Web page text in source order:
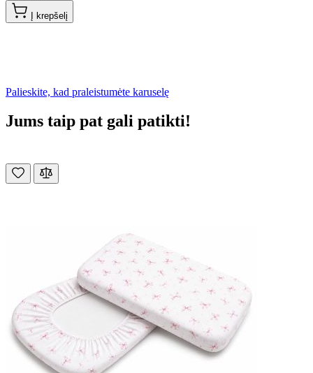
Į krepšelį
Palieskite, kad praleistumėte karuselę
Jums taip pat gali patikti!